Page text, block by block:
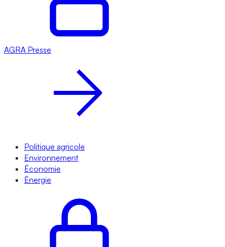
AGRA Presse
Politique agricole
Environnement
Économie
Énergie